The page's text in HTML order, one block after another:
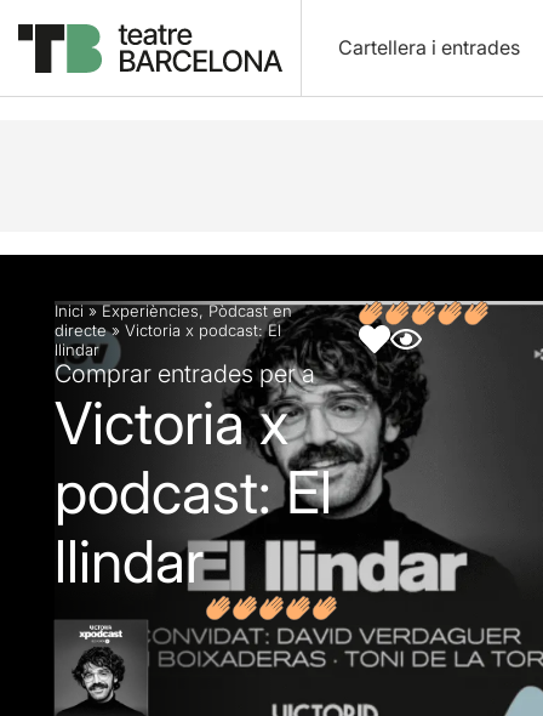
Cartellera i entrades
Descripció Fitxa artística Opinions
Inici»Experiències,Pòdcast en
directe» Victoria x podcast: El
llindar
Comprar entrades per a
Victoria x
podcast: El
llindar